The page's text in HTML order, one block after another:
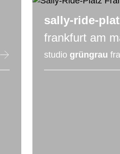
sally-ride-
frankfurt am
studio grüngrau